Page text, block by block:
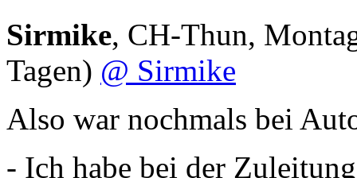
Sirmike, CH-Thun,
Tagen) @ Sirmike
Also war nochmals bei
- Ich habe bei der